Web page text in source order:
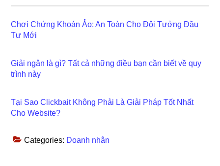
Chơi Chứng Khoán Ảo: An Toàn Cho Đội Tưởng Đầu
Tư Mới
Giải ngân là gì? Tất cả những điều bạn cần biết về quy
trình này
Tại Sao Clickbait Không Phải Là Giải Pháp Tốt Nhất
Cho Website?
Categories: Doanh nhân